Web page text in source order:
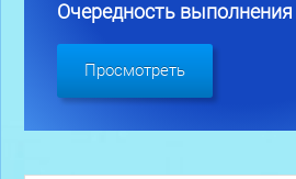
Очередность
Просмотреть